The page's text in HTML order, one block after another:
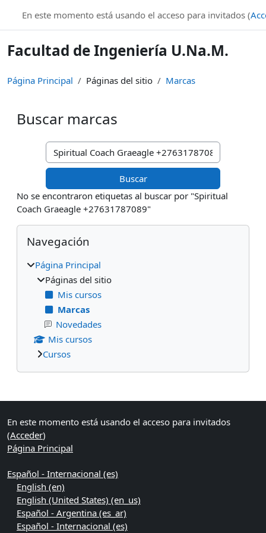
En este momento está usando el acceso para invitados (
Facultad de Ingeniería U.Na.M.
Página Principal Páginas del sitio Marcas
Buscar marcas
Buscar marcas
No se encontraron etiquetas al buscar por "Spiritual
Coach Graeagle +27631787089"
Bloques
Salta Navegación
Navegación
Página Principal
Páginas del sitio
Mis cursos
Marcas
Novedades
Mis cursos
Cursos
Bloques suplementarios
En este momento está usando el acceso para invitados
(Acceder)
Página Principal
Español - Internacional ‎(es)‎
English ‎(en)‎
English (United States) ‎(en_us)‎
Español - Argentina ‎(es_ar)‎
Español - Internacional ‎(es)‎